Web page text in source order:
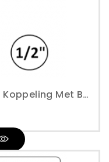
Dia. 20mm - 1/2" F - Rechte Koppeling Met Binnendraad - Prevost